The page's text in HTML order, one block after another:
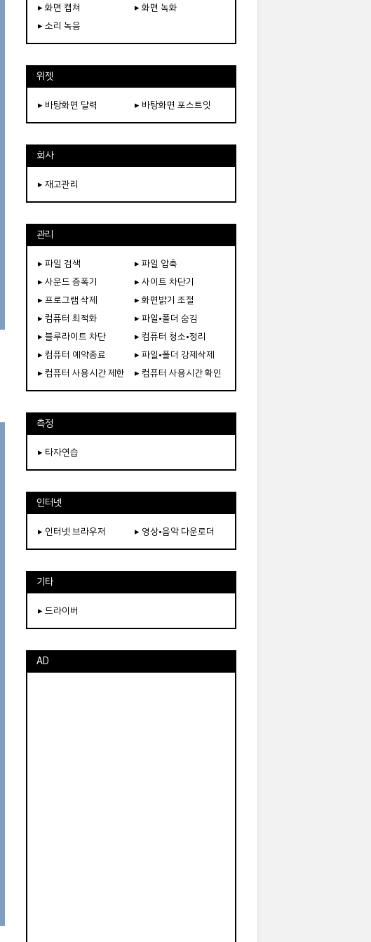
▸ 화면 캡쳐
▸ 화면 녹화
▸ 소리 녹음
위젯
▸ 바탕화면 달력 ▸ 바탕화면 포스트잇
회사
▸ 재고관리
관리
▸ 파일 검색
▸ 파일 압축
▸ 사운드 증폭기
▸ 사이트 차단기
▸ 프로그램 삭제
▸ 화면밝기 조절
▸ 컴퓨터 최적화
▸ 파일•폴더 숨김
▸ 블루라이트 차단
▸ 컴퓨터 청소•정리
▸ 컴퓨터 예약종료
▸ 파일•폴더 강제삭제
▸ 컴퓨터 사용시간 제한
▸ 컴퓨터 사용시간 확인
측정
▸ 타자연습
인터넷
▸ 인터넷 브라우저 ▸ 영상•음악 다운로더
기타
▸ 드라이버
AD